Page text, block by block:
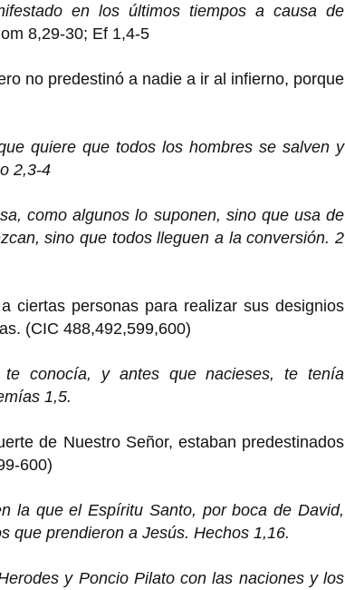
en los últimos tiempos a causa de
8,29-30; Ef 1,4-5
no predestinó a nadie a ir al infierno, porque
quiere que todos los hombres se salven y
2,3-4
como algunos lo suponen, sino que usa de
sino que todos lleguen a la conversión. 2
ciertas personas para realizar sus designios
(CIC 488,492,599,600)
conocía, y antes que nacieses, te tenía
1,5.
de Nuestro Señor, estaban predestinados
600)
la que el Espíritu Santo, por boca de David,
que prendieron a Jesús. Hechos 1,16.
y Poncio Pilato con las naciones y los